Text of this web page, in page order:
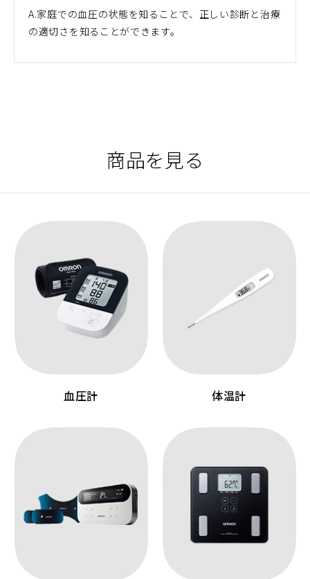
A.家庭での血圧の状態を知ることで、正しい診断と治療
の適切さを知ることができます。
商品を見る
血圧計 体温計